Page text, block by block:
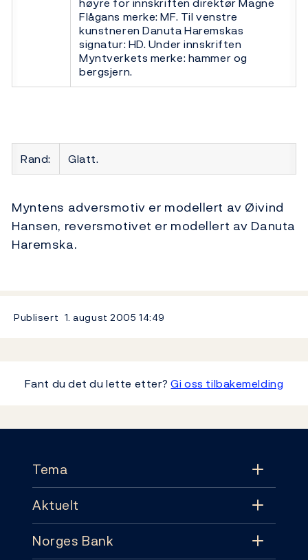
Flågans merke: MF. Til venstre
kunstneren Danuta Haremskas
signatur: HD. Under innskriften
Myntverkets merke: hammer og
bergsjern.
Rand: Glatt.
Myntens adversmotiv er modellert av Øivind
Hansen, reversmotivet er modellert av Danuta
Haremska.
Publisert 1. august 200514:49
Fant du det du lette etter?Gi oss tilbakemelding
Tema
Tema
Pengepolitikk
Aktuelt
Aktuelt
Norges Bank